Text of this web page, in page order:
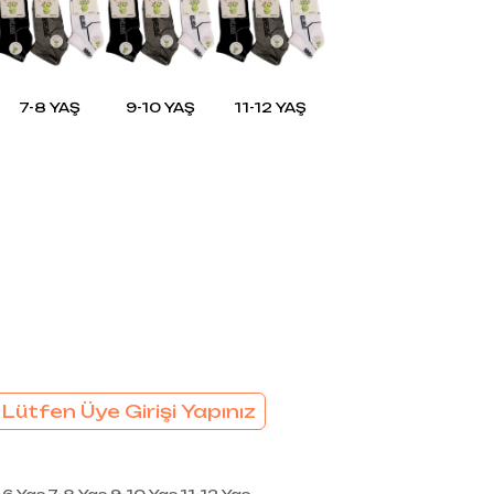
SÜTYEN TAKIM
KADIN
ÇAMAŞIR
KADIN KORSE
7-8 YAŞ 9-10 YAŞ 11-12 YAŞ
Üye Girişi Yapınız